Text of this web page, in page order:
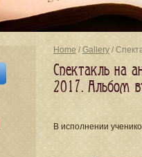
Home / Gallery /
Спектакль на
2017. Альбом
В исполнении